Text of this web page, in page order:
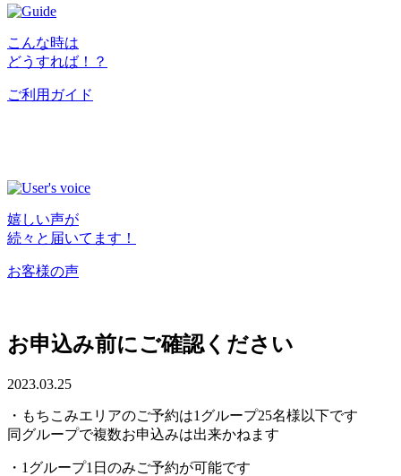
こんな時は
どうすれば！？
ご利用ガイド
嬉しい声が
続々と届いてます！
お客様の声
お申込み前にご確認ください
2023.03.25
・もちこみエリアのご予約は1グループ25名様以下です
同グループで複数お申込みは出来かねます
・1グループ1日のみご予約が可能です